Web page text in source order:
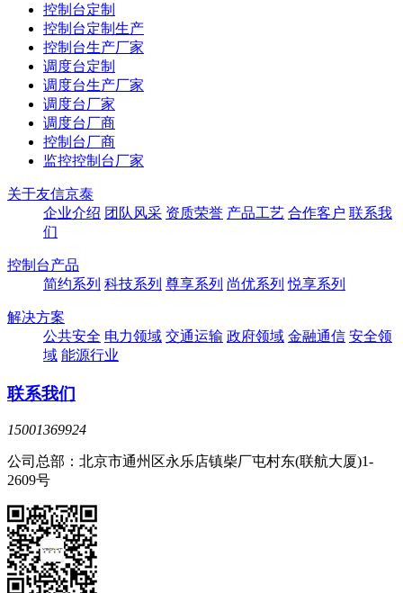
控制台定制
控制台定制生产
控制台生产厂家
调度台定制
调度台生产厂家
调度台厂家
调度台厂商
控制台厂商
监控控制台厂家
关于友信京泰
企业介绍 团队风采 资质荣誉 产品工艺 合作客户 联系我
们
控制台产品
简约系列 科技系列 尊享系列 尚优系列 悦享系列
解决方案
公共安全 电力领域 交通运输 政府领域 金融通信 安全领
域 能源行业
联系我们
15001369924
公司总部：北京市通州区永乐店镇柴厂屯村东(联航大厦)1-
2609号